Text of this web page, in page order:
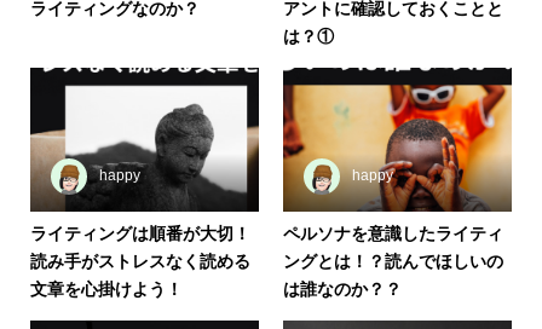
ライティングなのか？
アントに確認しておくことと
は？①
happy
ライティングは順番が大切！
読み手がストレスなく読める
文章を心掛けよう！
happy
ペルソナを意識したライティ
ングとは！？読んでほしいの
は誰なのか？？